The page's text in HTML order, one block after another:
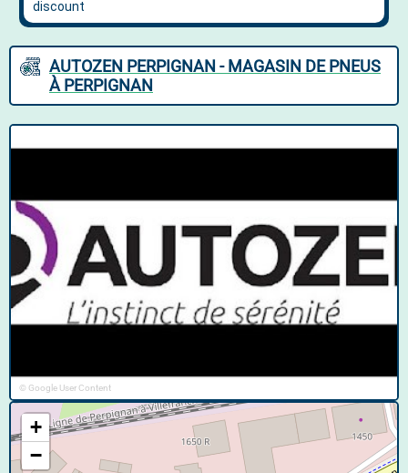
AUTOZEN PERPIGNAN - MAGASIN DE PNEUS
À PERPIGNAN
© Google User Content
+
−